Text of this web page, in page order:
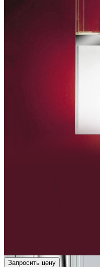
Запросить цену